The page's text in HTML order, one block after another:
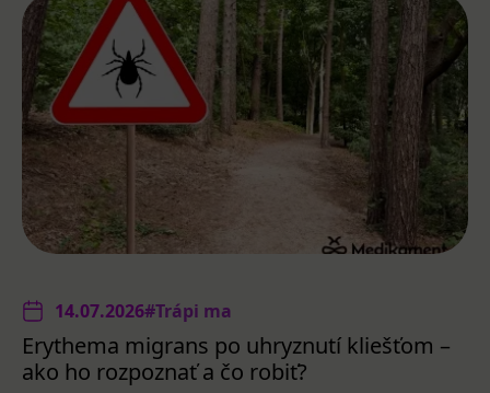
14.07.2026#Trápi ma
Erythema migrans po uhryznutí kliešťom –
ako ho rozpoznať a čo robiť?